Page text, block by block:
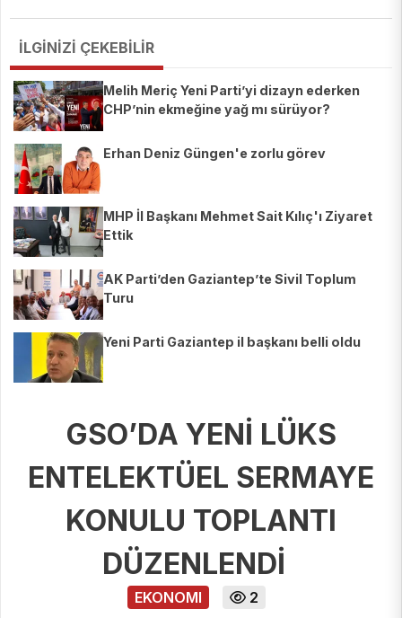
İLGİNİZİ ÇEKEBİLİR
Melih Meriç Yeni Parti’yi dizayn ederken
CHP’nin ekmeğine yağ mı sürüyor?
Erhan Deniz Güngen'e zorlu görev
MHP İl Başkanı Mehmet Sait Kılıç'ı Ziyaret
Ettik
AK Parti’den Gaziantep’te Sivil Toplum
Turu
Yeni Parti Gaziantep il başkanı belli oldu
GSO’DA YENİ LÜKS
ENTELEKTÜEL SERMAYE
KONULU TOPLANTI
DÜZENLENDİ
EKONOMI
2